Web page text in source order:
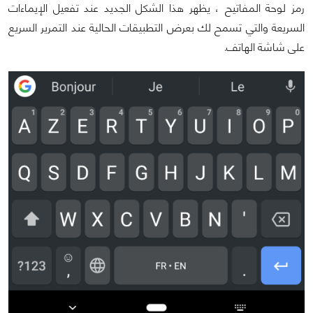
رمز لوحة المفاتيح ، يظهر هذا الشكل الجديد عند تفعيل الإيماءات
السريعة والتي تسمح لك بعرض التطبيقات الحالية عند التمرير السريع
على شاشة الهاتف.